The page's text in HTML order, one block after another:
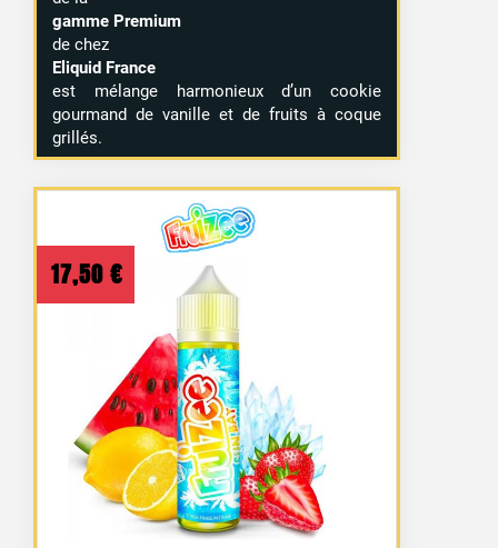
gamme Premium
de chez
Eliquid France
est mélange harmonieux d’un cookie
gourmand de vanille et de fruits à coque
grillés.
17,50 €